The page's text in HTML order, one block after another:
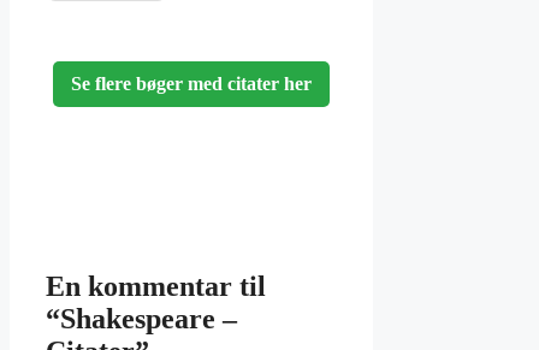
Se flere bøger med citater her
En kommentar til
“Shakespeare –